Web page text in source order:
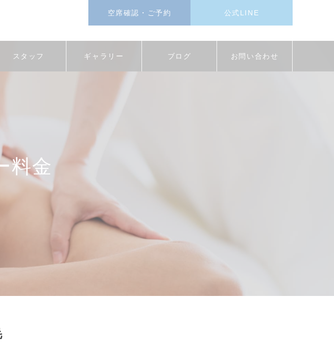
空席確認・ご予約 公式LINE
スタッフ ギャラリー ブログ お問い合わせ
料金